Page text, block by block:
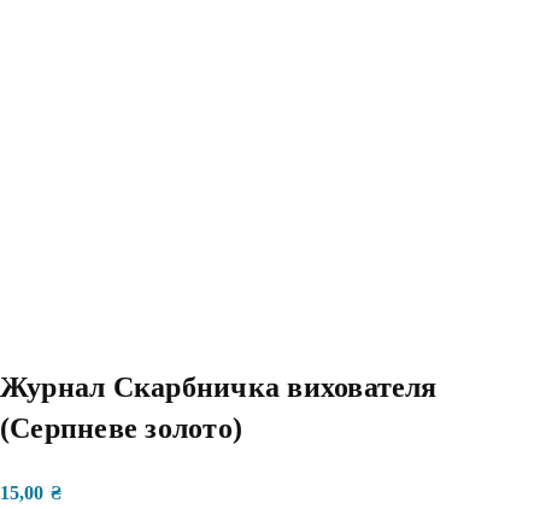
Журнал Скарбничка вихователя
(Серпневе золото)
15,00 ₴